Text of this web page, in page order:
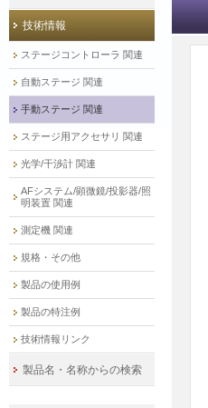
技術情報
ステージコントローラ 関連
自動ステージ 関連
手動ステージ 関連
ステージ用アクセサリ 関連
光学/干渉計 関連
AFシステム/顕微鏡/投影器/照
明装置 関連
測定機 関連
規格・その他
製品の使用例
製品の特注例
技術情報リンク
製品名・名称からの検索